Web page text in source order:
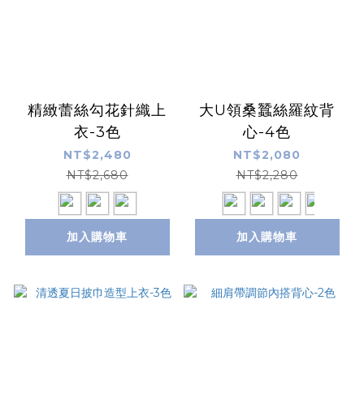
精緻蕾絲勾花針織上
衣-3色
NT$2,480
NT$2,680
加入購物車
大U領桑蠶絲羅紋背
心-4色
NT$2,080
NT$2,280
加入購物車